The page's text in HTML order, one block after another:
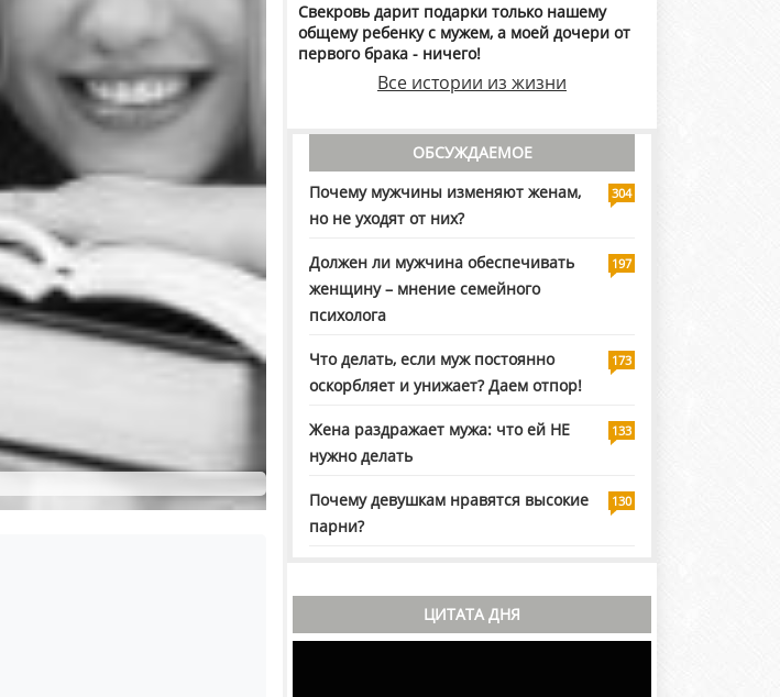
Свекровь дарит подарки только нашему
общему ребенку с мужем, а моей дочери от
первого брака - ничего!
Все истории из жизни
ОБСУЖДАЕМОЕ
Почему мужчины изменяют женам,
но не уходят от них?
304
Должен ли мужчина обеспечивать
женщину – мнение семейного
психолога
197
Что делать, если муж постоянно
оскорбляет и унижает? Даем отпор!
173
Жена раздражает мужа: что ей НЕ
нужно делать
133
Почему девушкам нравятся высокие
парни?
130
ЦИТАТА ДНЯ